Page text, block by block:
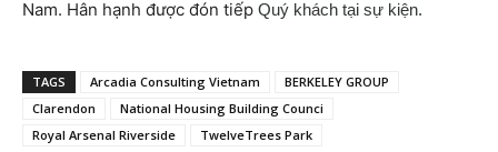
Nam. Hân hạnh được đón tiếp Quý khách tại sự kiện.
TAGS Arcadia Consulting Vietnam
BERKELEY GROUP
Clarendon
National Housing Building Counci
Royal Arsenal Riverside
TwelveTrees Park